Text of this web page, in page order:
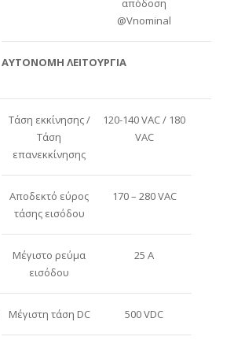
απόδοση
@Vnominal
ΑΥΤΟΝΟΜΗ ΛΕΙΤΟΥΡΓΙΑ
Τάση εκκίνησης /
Τάση
επανεκκίνησης
120-140 VAC / 180
VAC
Αποδεκτό εύρος
τάσης εισόδου
170 – 280 VAC
Μέγιστο ρεύμα
εισόδου
25 A
Μέγιστη τάση DC 500 VDC